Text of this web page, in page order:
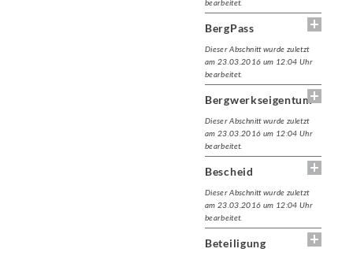
bearbeitet.
BergPass
Dieser Abschnitt wurde zuletzt
am 23.03.2016 um 12:04 Uhr
bearbeitet.
Bergwerkseigentum
Dieser Abschnitt wurde zuletzt
am 23.03.2016 um 12:04 Uhr
bearbeitet.
Bescheid
Dieser Abschnitt wurde zuletzt
am 23.03.2016 um 12:04 Uhr
bearbeitet.
Beteiligung